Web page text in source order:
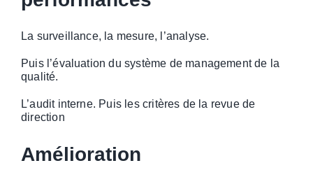
La surveillance, la mesure, l’analyse.
Puis l’évaluation du système de management de la
qualité.
L’audit interne. Puis les critères de la revue de
direction
Amélioration